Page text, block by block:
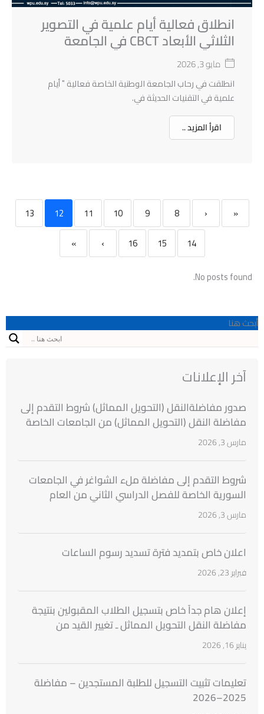
انطلاق فعالية أيام علمية في التصوير
الثلاثي الأبعاد CBCT في الجامعة
الوطنية الخاصة
مايو 3, 2026
انطلقت في رحاب الجامعة الوطنية الخاصة فعالية " أيام
علمية في التقنيات الحديثة في.
اقرأ المزيد ..
«
‹
8
9
10
11
12
13
14
15
16
›
»
No posts found.
أبحث هنا
آخر الإعلانات
صدور مفاضلةالنقل (التحويل المماثل) شروط التقدم إلى
مفاضلة النقل (التحويل المماثل) من الجامعات الخاصة
السورية إلى الجامعات الخاصة السورية للطلاب
المقبولين بنتائج مفاضلة القبول الجامعي للعام
الدراسي 2025/2026
مارس 3, 2026
شروط التقدم إلى مفاضلة ملء الشواغر في الجامعات
السورية الخاصة للفصل الدراسي الثاني من العام
الدراسي 2025 ــ 2026
مارس 3, 2026
اعلان خاص بتمديد فترة تسديد رسوم الساعات
فبراير 23, 2026
إعلان هام جداً خاص بتسجيل الطلاب المقبولين بنتيجة
مفاضلة النقل التحويل المماثل ـ تغيير القيد من
الجامعات السورية
يناير 16, 2026
تعليمات تثبيت التسجيل للطلبة المستجدين – مفاضلة
2025–2026